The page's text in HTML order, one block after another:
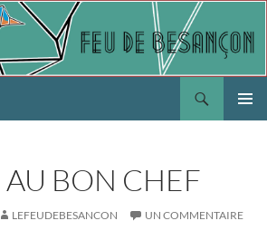
BON CHEF
LEFEUDEBESANCON UN COMMENTAIRE